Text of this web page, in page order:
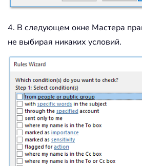
4. В следующем окне Мастера
не выбирая никаких условий.